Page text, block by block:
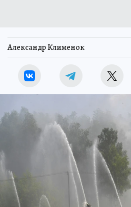
Александр Клименок